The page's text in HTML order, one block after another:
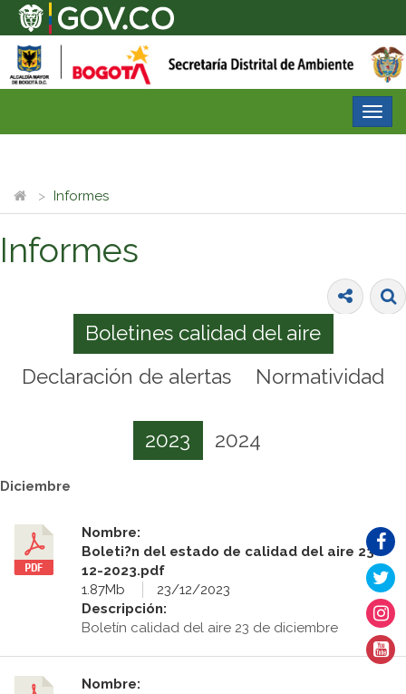
Informes
Informes
Boletines calidad del aire
Declaración de alertas
Normatividad
2023 2024
Diciembre
Nombre:
Boleti?n del estado de calidad del aire 23-
12-2023.pdf
1.87Mb
23/12/2023
Descripción:
Boletín calidad del aire 23 de diciembre
Nombre: